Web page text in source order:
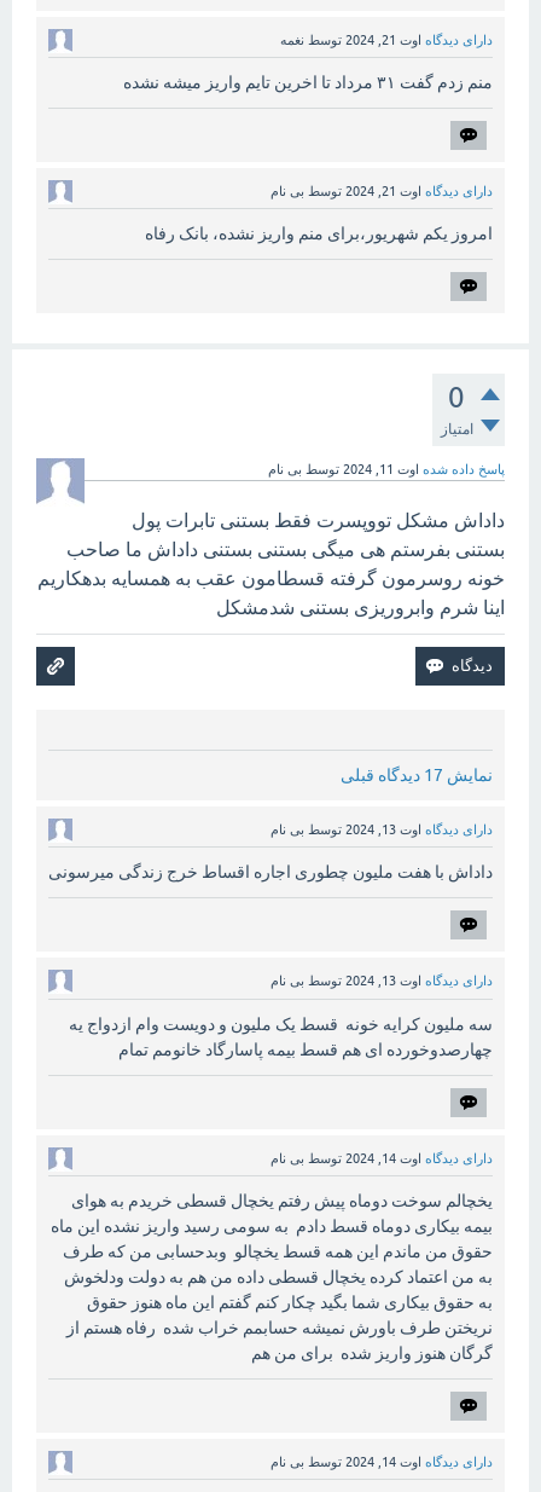
دارای دیدگاه اوت 21, 2024 توسط نغمه
منم زدم گفت ۳۱ مرداد تا اخرین تایم واریز میشه نشده
دارای دیدگاه اوت 21, 2024 توسط بی نام
امروز یکم شهریور،برای منم واریز نشده، بانک رفاه
0
امتیاز
پاسخ داده شده اوت 11, 2024 توسط بی نام
داداش مشکل تووپسرت فقط بستنی تابرات پول
بستنی بفرستم هی میگی بستنی بستنی داداش ما صاحب
خونه روسرمون گرفته قسطامون عقب به همسایه بدهکاریم
اینا شرم وابروریزی بستنی شدمشکل
نمایش 17 دیدگاه قبلی
دارای دیدگاه اوت 13, 2024 توسط بی نام
داداش با هفت ملیون چطوری اجاره اقساط خرج زندگی میرسونی
دارای دیدگاه اوت 13, 2024 توسط بی نام
سه ملیون کرایه خونه قسط یک ملیون و دویست وام ازدواج یه
چهارصدوخورده ای هم قسط بیمه پاسارگاد خانومم تمام
دارای دیدگاه اوت 14, 2024 توسط بی نام
یخچالم سوخت دوماه پیش رفتم یخچال قسطی خریدم به هوای
بیمه بیکاری دوماه قسط دادم به سومی رسید واریز نشده این ماه
حقوق من ماندم این همه قسط یخچالو وبدحسابی من که طرف
به من اعتماد کرده یخچال قسطی داده من هم به دولت ودلخوش
به حقوق بیکاری شما بگید چکار کنم گفتم این ماه هنوز حقوق
نریختن طرف باورش نمیشه حسابمم خراب شده رفاه هستم از
گرگان هنوز واریز شده برای من هم
دارای دیدگاه اوت 14, 2024 توسط بی نام